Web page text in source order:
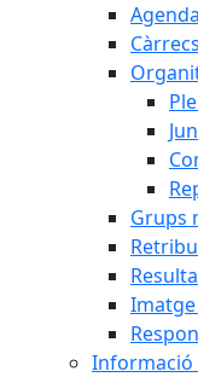
Grups
Informació